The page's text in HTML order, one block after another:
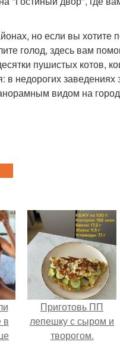
но если вы хотите
голод, здесь вам
пушистых котов,
недорогих заведениях
видом на
в
Приготовь ПП
лепешку с сыром и
творогом.